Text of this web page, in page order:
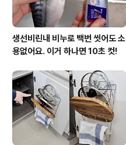
생선비린내 비누로 백번 씻어도 소
용없어요. 이거 하나면 10초 컷!